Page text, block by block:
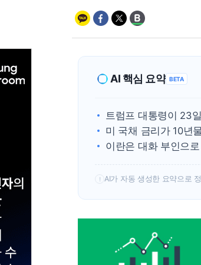
AI 핵심 요약 BETA
트럼프 대통령이 23
미 국채 금리가 10년
이란은 대화 부인으
! AI가 자동 생성한 요약으로